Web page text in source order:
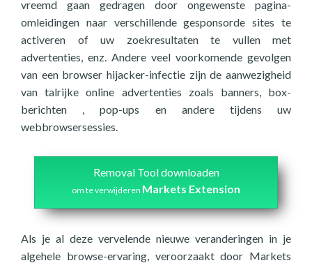
vreemd gaan gedragen door ongewenste pagina-
omleidingen naar verschillende gesponsorde sites te
activeren of uw zoekresultaten te vullen met
advertenties, enz. Andere veel voorkomende gevolgen
van een browser hijacker-infectie zijn de aanwezigheid
van talrijke online advertenties zoals banners, box-
berichten , pop-ups en andere tijdens uw
webbrowsersessies.
Removal Tool downloaden
om te verwijderen Markets Extension
Als je al deze vervelende nieuwe veranderingen in je
algehele browse-ervaring, veroorzaakt door Markets